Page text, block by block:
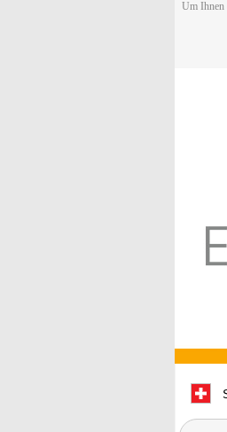
Um Ihnen